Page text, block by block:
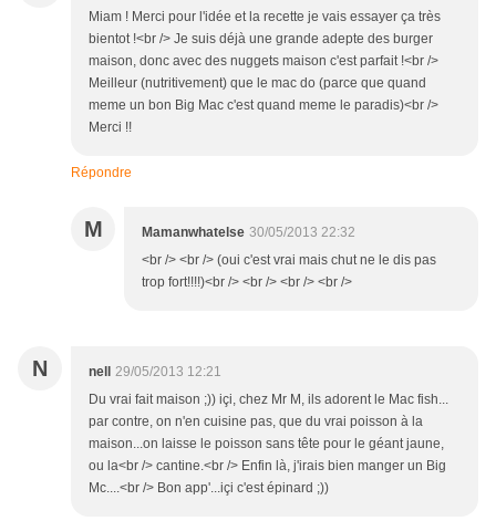
Miam ! Merci pour l'idée et la recette je vais essayer ça très
bientot !<br /> Je suis déjà une grande adepte des burger
maison, donc avec des nuggets maison c'est parfait !<br />
Meilleur (nutritivement) que le mac do (parce que quand
meme un bon Big Mac c'est quand meme le paradis)<br />
Merci !!
Répondre
M Mamanwhatelse 30/05/2013 22:32
<br /> <br /> (oui c'est vrai mais chut ne le dis pas
trop fort!!!!)<br /> <br /> <br /> <br />
N nell
29/05/2013 12:21
Du vrai fait maison ;)) içi, chez Mr M, ils adorent le Mac fish...
par contre, on n'en cuisine pas, que du vrai poisson à la
maison...on laisse le poisson sans tête pour le géant jaune,
ou la<br /> cantine.<br /> Enfin là, j'irais bien manger un Big
Mc....<br /> Bon app'...içi c'est épinard ;))